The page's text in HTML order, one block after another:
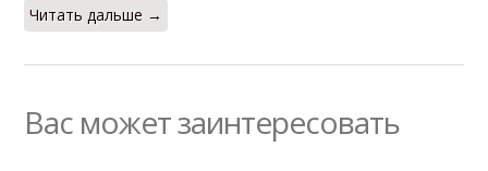
Читать дальше →
Вас может заинтересовать